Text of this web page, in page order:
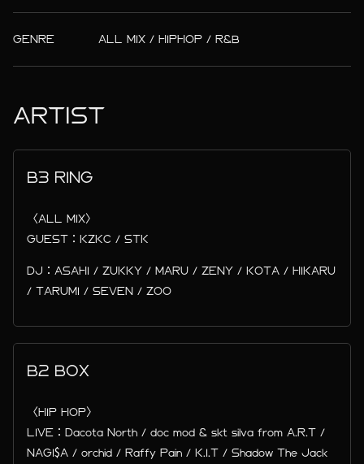
GENRE ALL MIX / HIPHOP / R&B
ARTIST
B3 RING
〈ALL MIX〉
GUEST：KZKC / STK
DJ：ASAHI / ZUKKY / MARU / ZENY / KOTA / HIKARU
/ TARUMI / SEVEN / ZOO
B2 BOX
〈HIP HOP〉
LIVE：Dacota North / doc mod & skt silva from A.R.T /
NAGI$A / orchid / Raffy Pain / K.I.T / Shadow The Jack